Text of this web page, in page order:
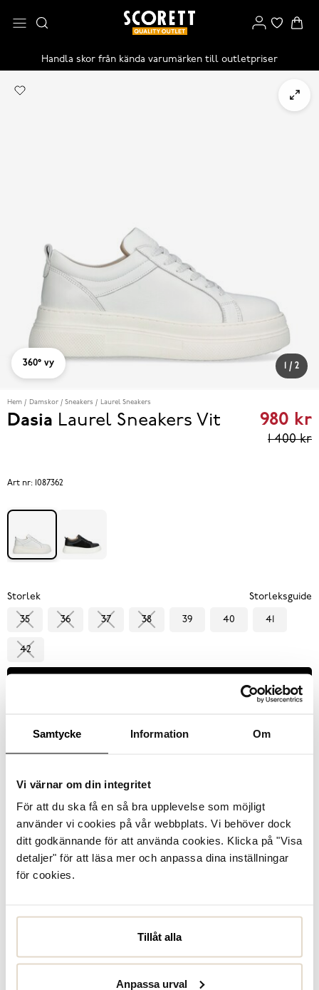
Samtycke Information Om
Vi värnar om din integritet
För att du ska få en så bra upplevelse som möjligt
använder vi cookies på vår webbplats. Vi behöver dock
ditt godkännande för att använda cookies. Klicka på "Visa
detaljer" för att läsa mer och anpassa dina inställningar
för cookies.
Tillåt alla
Anpassa urval
Handla skor från kända varumärken till outletpriser
/ 2
360° vy
Hem Damskor Sneakers Laurel Sneakers
Dasia Laurel Sneakers Vit
Current
980 kr
1 400 kr
Art nr: 1087362
Storlek Storleksguide
35 36 37 38 39 40 41
42
Produktbeskrivning
Laurel, sportiga sneakers från Dasia. Ovandel i vitt skinn,